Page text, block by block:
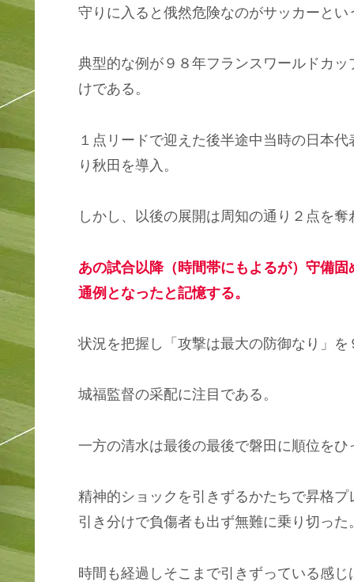
守りに入ると俄然危険なのがサッカーとい
典型的な例が９８年フランスワールドカ
けである。
１点リードで迎えた後半途中当時の日本
り秋田を導入。
しかし、以後の展開は周知の通り２点を
あの試合以降（時間帯にもよるが）守備
通例となったと記憶する。
状況を把握し「攻撃は最大の防御なり」
城福監督の采配に注目である。
一方の清水は最後の最後で磐田に順位を
精神的ショックを引きずるかたちで昇格
引き分けで負傷者も出ず無難に乗り切った
時間も経過しそこまで引きずっている感